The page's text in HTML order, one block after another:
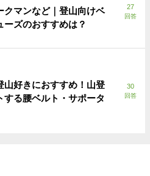
クマンなど｜登山向けベ
ーズのおすすめは？
27
回答
山好きにおすすめ！山登
する腰ベルト・サポータ
30
回答